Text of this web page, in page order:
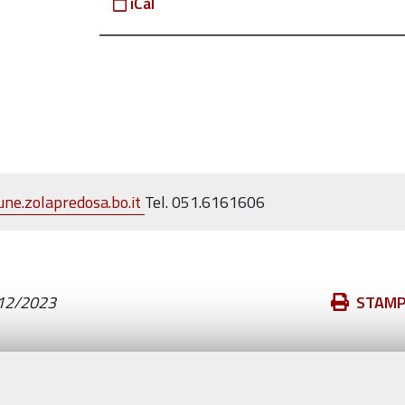
Tel. 051.6161606
Azioni
documento
2023